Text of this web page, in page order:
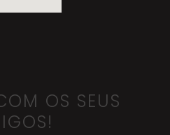
OS SEUS